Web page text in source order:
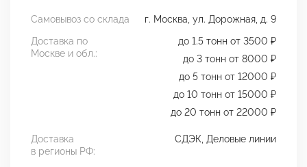
Самовывоз со склада
г. Москва, ул. Дорожная, д. 9
Доставка по
Москве и обл.:
до 1.5 тонн от 3500 ₽
до 3 тонн от 8000 ₽
до 5 тонн от 12000 ₽
до 10 тонн от 15000 ₽
до 20 тонн от 22000 ₽
Доставка
в регионы РФ:
СДЭК, Деловые линии